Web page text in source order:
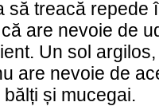
să treacă repede
are nevoie de
Un sol
are nevoie de
și mucegai.